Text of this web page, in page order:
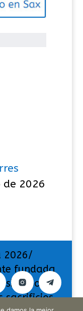
2026
2026/
fundada
por
sacrificios,